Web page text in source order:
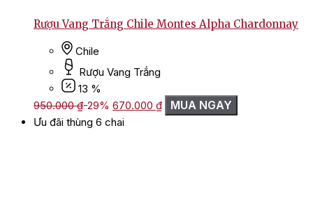
Rượu Vang Trắng Chile Montes Alpha Chardonnay
Chile
Rượu Vang Trắng
13 %
950.000₫-29% Giá
gốc
là:
670.000 ₫Giá
hiện
MUA NGAY
Ưu đãi thùng 6 chai